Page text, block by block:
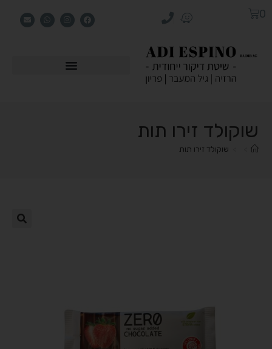
0
שוקולד זירו תות
שוקולד זירו תות